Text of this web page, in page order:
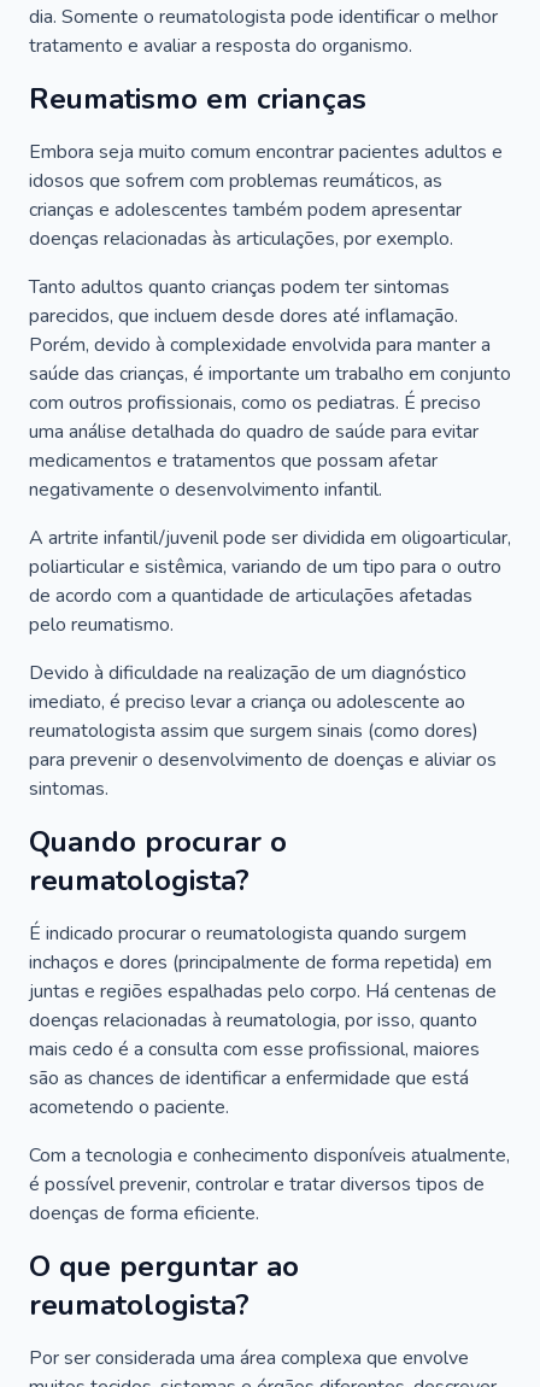
dia. Somente o reumatologista pode identificar o melhor
tratamento e avaliar a resposta do organismo.
Reumatismo em crianças
Embora seja muito comum encontrar pacientes adultos e
idosos que sofrem com problemas reumáticos, as
crianças e adolescentes também podem apresentar
doenças relacionadas às articulações, por exemplo.
Tanto adultos quanto crianças podem ter sintomas
parecidos, que incluem desde dores até inflamação.
Porém, devido à complexidade envolvida para manter a
saúde das crianças, é importante um trabalho em conjunto
com outros profissionais, como os pediatras. É preciso
uma análise detalhada do quadro de saúde para evitar
medicamentos e tratamentos que possam afetar
negativamente o desenvolvimento infantil.
A artrite infantil/juvenil pode ser dividida em oligoarticular,
poliarticular e sistêmica, variando de um tipo para o outro
de acordo com a quantidade de articulações afetadas
pelo reumatismo.
Devido à dificuldade na realização de um diagnóstico
imediato, é preciso levar a criança ou adolescente ao
reumatologista assim que surgem sinais (como dores)
para prevenir o desenvolvimento de doenças e aliviar os
sintomas.
Quando procurar o
reumatologista?
É indicado procurar o reumatologista quando surgem
inchaços e dores (principalmente de forma repetida) em
juntas e regiões espalhadas pelo corpo. Há centenas de
doenças relacionadas à reumatologia, por isso, quanto
mais cedo é a consulta com esse profissional, maiores
são as chances de identificar a enfermidade que está
acometendo o paciente.
Com a tecnologia e conhecimento disponíveis atualmente,
é possível prevenir, controlar e tratar diversos tipos de
doenças de forma eficiente.
O que perguntar ao
reumatologista?
Por ser considerada uma área complexa que envolve